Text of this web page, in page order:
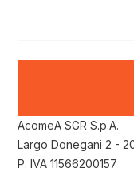
AcomeA SGR S.p.A.
Largo Donegani 2 -
P. IVA 11566200157